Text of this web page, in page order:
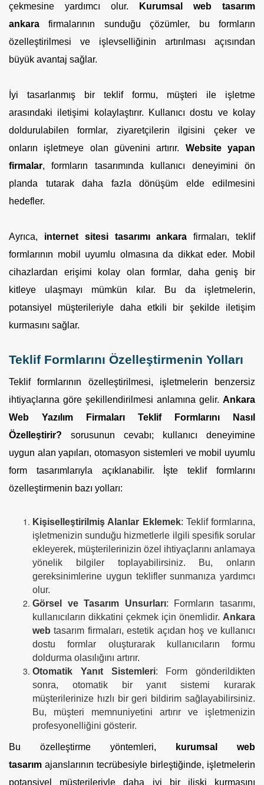
çekmesine yardımcı olur.
Kurumsal web tasarım
ankara firmalarının sunduğu çözümler, bu formların
özelleştirilmesi ve işlevselliğinin artırılması açısından
büyük avantaj sağlar.
İyi tasarlanmış bir teklif formu, müşteri ile işletme
arasındaki iletişimi kolaylaştırır. Kullanıcı dostu ve kolay
doldurulabilen formlar, ziyaretçilerin ilgisini çeker ve
onların işletmeye olan güvenini artırır. Website yapan
firmalar, formların tasarımında kullanıcı deneyimini ön
planda tutarak daha fazla dönüşüm elde edilmesini
hedefler.
Ayrıca, internet sitesi tasarımı ankara firmaları, teklif
formlarının mobil uyumlu olmasına da dikkat eder. Mobil
cihazlardan erişimi kolay olan formlar, daha geniş bir
kitleye ulaşmayı mümkün kılar. Bu da işletmelerin,
potansiyel müşterileriyle daha etkili bir şekilde iletişim
kurmasını sağlar.
Teklif Formlarını Özelleştirmenin Yolları
Teklif formlarının özelleştirilmesi, işletmelerin benzersiz
ihtiyaçlarına göre şekillendirilmesi anlamına gelir. Ankara
Web Yazılım Firmaları Teklif Formlarını Nasıl
Özelleştirir? sorusunun cevabı; kullanıcı deneyimine
uygun alan yapıları, otomasyon sistemleri ve mobil uyumlu
form tasarımlarıyla açıklanabilir. İşte teklif formlarını
özelleştirmenin bazı yolları:
Kişiselleştirilmiş Alanlar Eklemek: Teklif formlarına,
işletmenizin sunduğu hizmetlerle ilgili spesifik sorular
ekleyerek, müşterilerinizin özel ihtiyaçlarını anlamaya
yönelik bilgiler toplayabilirsiniz. Bu, onların
gereksinimlerine uygun teklifler sunmanıza yardımcı
olur.
Görsel ve Tasarım Unsurları: Formların tasarımı,
kullanıcıların dikkatini çekmek için önemlidir. Ankara
web tasarım firmaları, estetik açıdan hoş ve kullanıcı
dostu formlar oluşturarak kullanıcıların formu
doldurma olasılığını artırır.
Otomatik Yanıt Sistemleri: Form gönderildikten
sonra, otomatik bir yanıt sistemi kurarak
müşterilerinize hızlı bir geri bildirim sağlayabilirsiniz.
Bu, müşteri memnuniyetini artırır ve işletmenizin
profesyonelliğini gösterir.
Bu özelleştirme yöntemleri,
kurumsal web
tasarım ajanslarının tecrübesiyle birleştiğinde, işletmelerin
potansiyel müşterileriyle daha iyi bir ilişki kurmasını